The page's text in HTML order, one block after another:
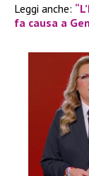
Leggi anche:
fa causa a